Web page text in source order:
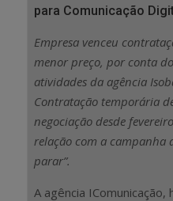
para Comunicação
Empresa venceu
menor preço, por conta
atividades da agência
Contratação temporária
negociação desde
relação com a campanha
parar”.
A agência